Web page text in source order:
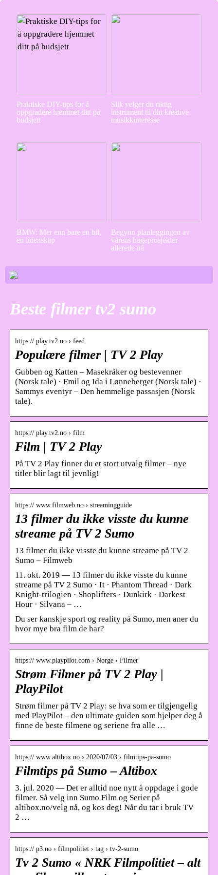
Praktiske DIY-tips for å
oppgradere hjemmet ditt på
budsjett
Slik velger du riktig
instrument til din kreative
musikkinteresse
BMW: Mer enn bare en bil,
en lidenskap
Begynn planleggingen av
vårens hageprosjekter
allerede nå
Beste filmer tv2 sumo
https:// play.tv2.no › feed
Populære filmer | TV 2 Play
Gubben og Katten – Masekråker og bestevenner
(Norsk tale) · Emil og Ida i Lønneberget (Norsk tale) ·
Sammys eventyr – Den hemmelige passasjen (Norsk
tale).
https:// play.tv2.no › film
Film | TV 2 Play
På TV 2 Play finner du et stort utvalg filmer – nye
titler blir lagt til jevnlig!
https:// www.filmweb.no › streamingguide
13 filmer du ikke visste du kunne
streame på TV 2 Sumo
13 filmer du ikke visste du kunne streame på TV 2
Sumo – Filmweb
11. okt. 2019 — 13 filmer du ikke visste du kunne
streame på TV 2 Sumo · It · Phantom Thread · Dark
Knight-trilogien · Shoplifters · Dunkirk · Darkest
Hour · Silvana – …
Du ser kanskje sport og reality på Sumo, men aner du
hvor mye bra film de har?
https:// www.playpilot.com › Norge › Filmer
Strøm Filmer på TV 2 Play |
PlayPilot
Strøm filmer på TV 2 Play: se hva som er tilgjengelig
med PlayPilot – den ultimate guiden som hjelper deg å
finne de beste filmene og seriene fra alle …
https:// www.altibox.no › 2020/07/03 › filmtips-pa-sumo
Filmtips på Sumo – Altibox
3. jul. 2020 — Det er alltid noe nytt å oppdage i gode
filmer. Så velg inn Sumo Film og Serier på
altibox.no/velg nå, og kos deg! Når du tar i bruk TV
2 …
https:// p3.no › filmpolitiet › tag › tv-2-sumo
Tv 2 Sumo « NRK Filmpolitiet – alt